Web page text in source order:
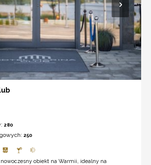
280
250
obiekt na Warmii, idealny na